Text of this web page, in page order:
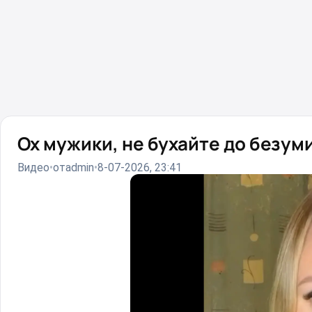
Ох мужики, не бухайте до
Видео отadmin 8-07-2026, 23:41